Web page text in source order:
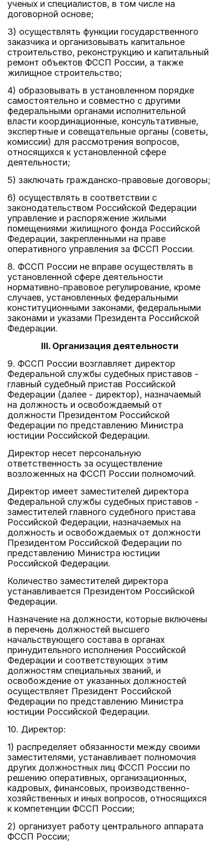
ученых и специалистов, в том числе на
договорной основе;
3) осуществлять функции государственного
заказчика и организовывать капитальное
строительство, реконструкцию и капитальный
ремонт объектов ФССП России, а также
жилищное строительство;
4) образовывать в установленном порядке
самостоятельно и совместно с другими
федеральными органами исполнительной
власти координационные, консультативные,
экспертные и совещательные органы (советы,
комиссии) для рассмотрения вопросов,
относящихся к установленной сфере
деятельности;
5) заключать гражданско-правовые договоры;
6) осуществлять в соответствии с
законодательством Российской Федерации
управление и распоряжение жилыми
помещениями жилищного фонда Российской
Федерации, закрепленными на праве
оперативного управления за ФССП России.
8. ФССП России не вправе осуществлять в
установленной сфере деятельности
нормативно-правовое регулирование, кроме
случаев, установленных федеральными
конституционными законами, федеральными
законами и указами Президента Российской
Федерации.
III. Организация деятельности
9. ФССП России возглавляет директор
Федеральной службы судебных приставов -
главный судебный пристав Российской
Федерации (далее - директор), назначаемый
на должность и освобождаемый от
должности Президентом Российской
Федерации по представлению Министра
юстиции Российской Федерации.
Директор несет персональную
ответственность за осуществление
возложенных на ФССП России полномочий.
Директор имеет заместителей директора
Федеральной службы судебных приставов -
заместителей главного судебного пристава
Российской Федерации, назначаемых на
должность и освобождаемых от должности
Президентом Российской Федерации по
представлению Министра юстиции
Российской Федерации.
Количество заместителей директора
устанавливается Президентом Российской
Федерации.
Назначение на должности, которые включены
в перечень должностей высшего
начальствующего состава в органах
принудительного исполнения Российской
Федерации и соответствующих этим
должностям специальных званий, и
освобождение от указанных должностей
осуществляет Президент Российской
Федерации по представлению Министра
юстиции Российской Федерации.
10. Директор:
1) распределяет обязанности между своими
заместителями, устанавливает полномочия
других должностных лиц ФССП России по
решению оперативных, организационных,
кадровых, финансовых, производственно-
хозяйственных и иных вопросов, относящихся
к компетенции ФССП России;
2) организует работу центрального аппарата
ФССП России;